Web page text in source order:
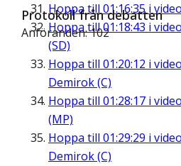
Hoppa till 01:16:35 i
Hoppa till01:18:43 i
(SD)
Hoppa till 01:20:12 i
Demirok (C)
Hoppa till 01:28:17 i
(MP)
Hoppa till 01:29:29 i
Demirok (C)
Protokoll från debatten
Anföranden: 102